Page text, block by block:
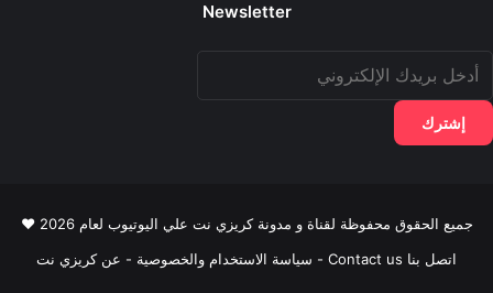
Newsletter
أدخل
بريدك
الإلكتروني
جميع الحقوق محفوظة لقناة و مدونة كريزي نت علي اليوتيوب لعام 2026 ♥
اتصل بنا Contact us
- سياسة الاستخدام والخصوصية - عن كريزي نت